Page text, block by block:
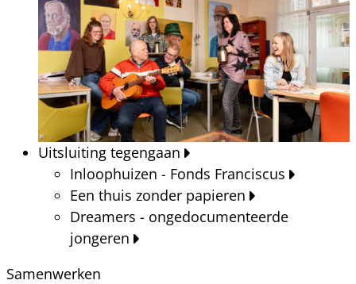
Uitsluiting tegengaan
Inloophuizen - Fonds Franciscus
Een thuis zonder papieren
Dreamers - ongedocumenteerde
jongeren
Samenwerken